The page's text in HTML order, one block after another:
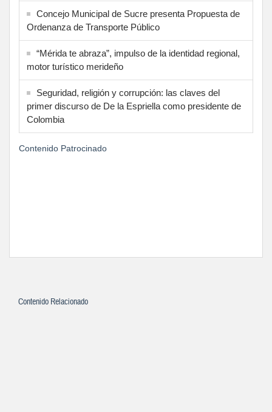
Concejo Municipal de Sucre presenta Propuesta de
Ordenanza de Transporte Público
“Mérida te abraza”, impulso de la identidad regional,
motor turístico merideño
Seguridad, religión y corrupción: las claves del
primer discurso de De la Espriella como presidente de
Colombia
Contenido Patrocinado
Contenido Relacionado